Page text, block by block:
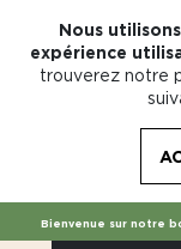
Nous
expérience
trouverez notre
Bienvenue sur notre